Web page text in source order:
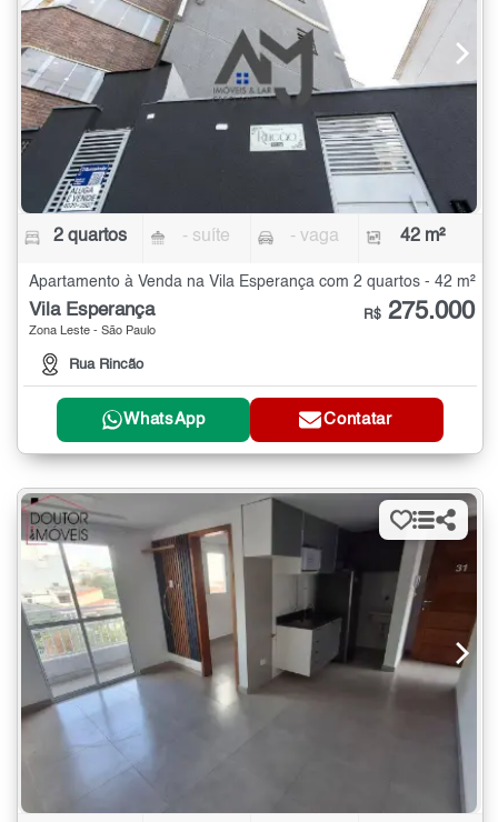
2 quartos - suíte - vaga 42 m²
Apartamento à Venda na Vila Esperança com 2 quartos - 42 m²
Vila Esperança
Zona Leste - São Paulo
Rua Rincão
R$ 275.000
WhatsApp Contatar